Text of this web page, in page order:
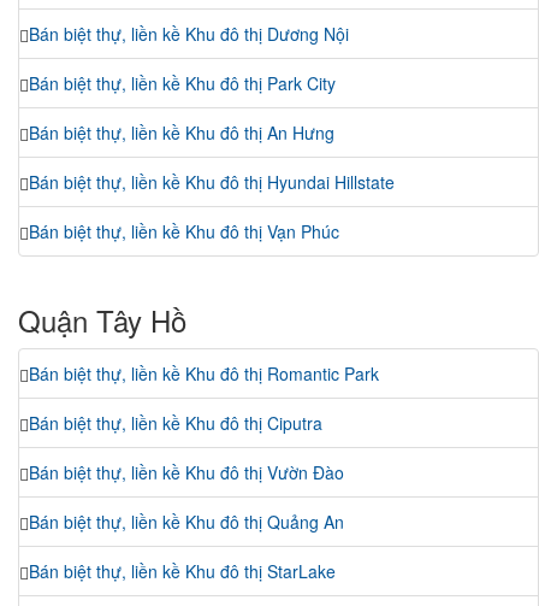
Bán biệt thự, liền kề Khu đô thị Dương Nội
Bán biệt thự, liền kề Khu đô thị Park City
Bán biệt thự, liền kề Khu đô thị An Hưng
Bán biệt thự, liền kề Khu đô thị Hyundai Hillstate
Bán biệt thự, liền kề Khu đô thị Vạn Phúc
Quận Tây Hồ
Bán biệt thự, liền kề Khu đô thị Romantic Park
Bán biệt thự, liền kề Khu đô thị Ciputra
Bán biệt thự, liền kề Khu đô thị Vườn Đào
Bán biệt thự, liền kề Khu đô thị Quảng An
Bán biệt thự, liền kề Khu đô thị StarLake